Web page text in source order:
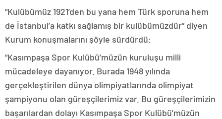
“Kulübümüz 1921’den bu yana hem Türk sporuna hem
de İstanbul’a katkı sağlamış bir kulübümüzdür” diyen
Kurum konuşmalarını şöyle sürdürdü:
“Kasımpaşa Spor Kulübü’müzün kuruluşu milli
mücadeleye dayanıyor. Burada 1948 yılında
gerçekleştirilen dünya olimpiyatlarında olimpiyat
şampiyonu olan güreşçilerimiz var. Bu güreşçilerimizin
başarılardan dolayı Kasımpaşa Spor Kulübü’müzün